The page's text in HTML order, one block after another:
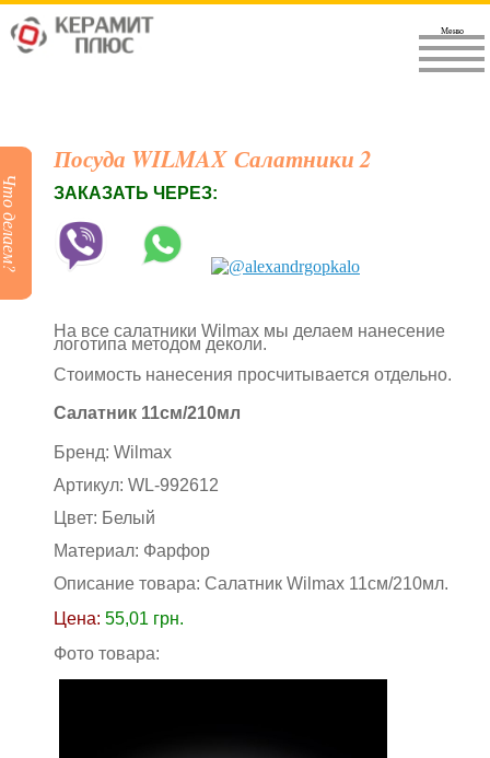
Меню
Что делаем?
Посуда WILMAX Салатники 2
ЗАКАЗАТЬ ЧЕРЕЗ:
На все салатники Wilmax мы делаем нанесение
логотипа методом деколи.
Стоимость нанесения просчитывается отдельно.
Салатник 11см/210мл
Бренд: Wilmax
Артикул: WL-992612
Цвет: Белый
Материал: Фарфор
Описание товара: Салатник Wilmax 11см/210мл.
Цена: 55,01 грн.
Фото товара: